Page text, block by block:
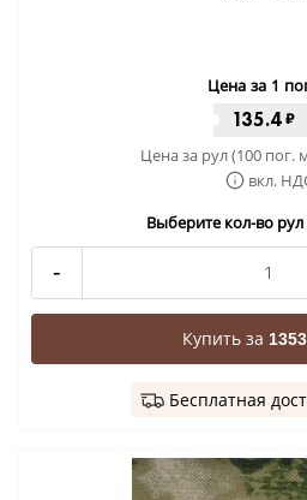
Цена за 1
135.4 ₽
Цена за рул (100 пог.
вкл.
Выберите кол-во рул
-
Купить за
Бесплатная